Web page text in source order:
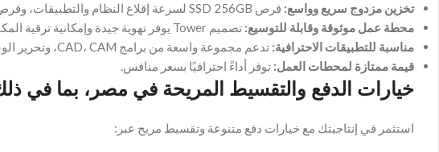
تخزين مزدوج سريع وواسع: قرص SSD 256GB لسرعة إقلاع النظام والتطبيقات، وقرص HDD 500GB لتخزين الملفات الكبيرة.
محطة عمل موثوقة وقابلة للتوسيع: تصميم Tower يوفر تهوية جيدة وإمكانية ترقية المكونات مستقبلًا.
مناسبة للتطبيقات الاحترافية: تدعم مجموعة واسعة من برامج CAD، CAM، وتحرير الوسائط المتعددة.
قيمة ممتازة لمحطات العمل: توفر أداءً احترافيًا بسعر منافس.
خيارات الدفع والتقسيط المريحة في مصر، بما في
استثمر في إنتاجيتك مع خيارات دفع متنوعة وتقسيط مريح عبر: